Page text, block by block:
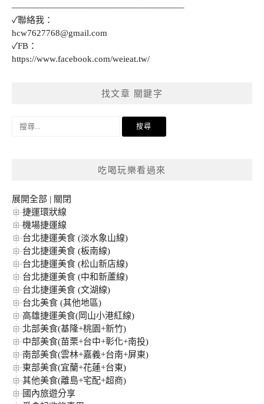
———————————————————–
✓聯絡我：
hcw7627768@gmail.com
✓FB：
https://www.facebook.com/weieat.tw/
找文章 關鍵字
搜
吃喝玩樂看過來
展開全部 | 關閉
捷運環狀線
機場捷運線
台北捷運美食 (淡水象山線)
台北捷運美食 (板南線)
台北捷運美食 (松山新店線)
台北捷運美食 (中和新蘆線)
台北捷運美食 (文湖線)
台北美食 (其他地區)
高雄捷運美食(岡山小港紅線)
北部美食(基隆+桃園+新竹)
中部美食(苗栗+台中+彰化+南投)
南部美食(雲林+嘉義+台南+屏東)
東部美食(宜蘭+花蓮+台東)
其他美食(離島+宅配+超商)
國內旅遊分享